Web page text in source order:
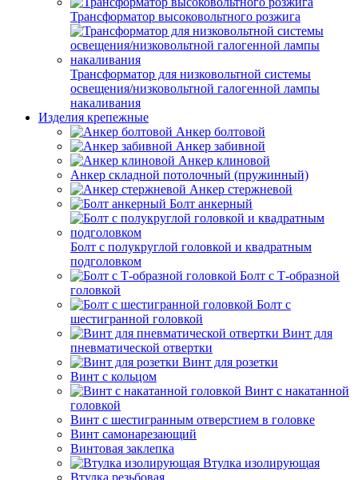
Трансформатор высоковольтного розжига
Трансформатор для низковольтной системы
освещения/низковольтной галогенной лампы
накаливания
Изделия крепежные
Анкер болтовой
Анкер забивной
Анкер клиновой
Анкер складной потолочный (пружинный)
Анкер стержневой
Болт анкерный
Болт с полукруглой головкой и квадратным
подголовком
Болт с Т-образной
головкой
Болт с
шестигранной головкой
Винт для
пневматической отвертки
Винт для розетки
Винт с кольцом
Винт с накатанной
головкой
Винт с шестигранным отверстием в головке
Винт самонарезающий
Винтовая заклепка
Втулка изолирующая
Втулка резьбовая